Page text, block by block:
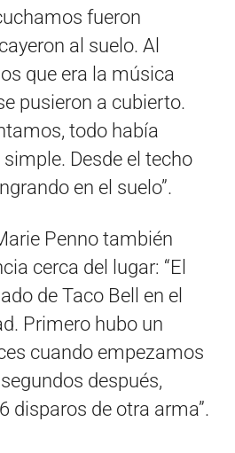
fueron
al suelo. Al
que era la música
pusieron a cubierto.
todo había
Desde el techo
en el suelo”.
Penno también
cerca del lugar: “El
de Taco Bell en el
Primero hubo un
cuando empezamos
después,
disparos de otra arma”.